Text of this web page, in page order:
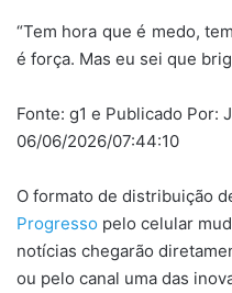
“Tem hora que é medo,
é força. Mas eu sei que
Fonte: g1 e Publicado Por:
06/06/2026/07:44:10
O formato de distribuição
Progresso pelo celular
notícias chegarão
ou pelo canal uma das